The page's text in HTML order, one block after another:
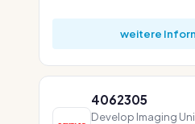
weitere
4062305
Develop Imaging